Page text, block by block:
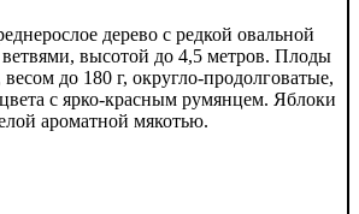
дерево с редкой овальной
высотой до 4,5 метров. Плоды
до 180 г, округло-продолговатые,
с ярко-красным румянцем. Яблоки
ароматной мякотью.